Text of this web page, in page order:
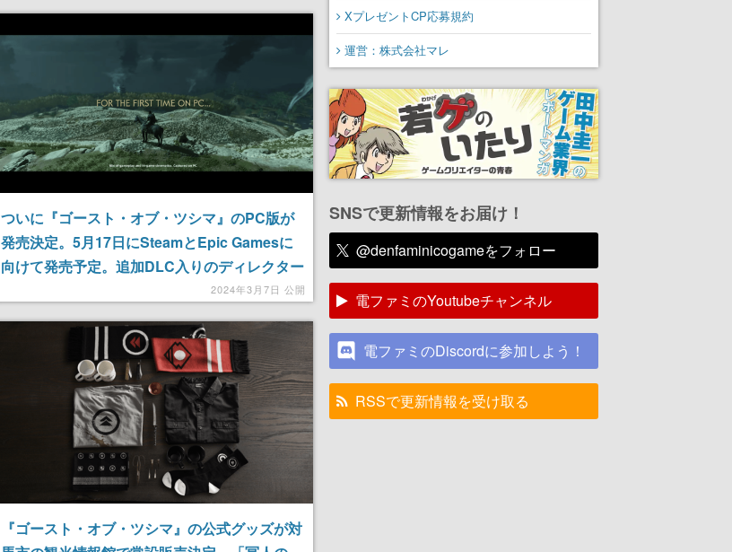
ついに『ゴースト・オブ・ツシマ』のPC版が
発売決定。5月17日にSteamとEpic Gamesに
向けて発売予定。追加DLC入りのディレクター
ズカット版。ウルトラワイドやトリプルモニタ
ーに対応し、フレームレート上限も解放
2024年3月7日 公開
『ゴースト・オブ・ツシマ』の公式グッズが対
XプレゼントCP応募規約
運営：株式会社マレ
SNSで更新情報をお届け！
@denfaminicogameをフォロー
電ファミのYoutubeチャンネル
電ファミのDiscordに参加しよう！
RSSで更新情報を受け取る